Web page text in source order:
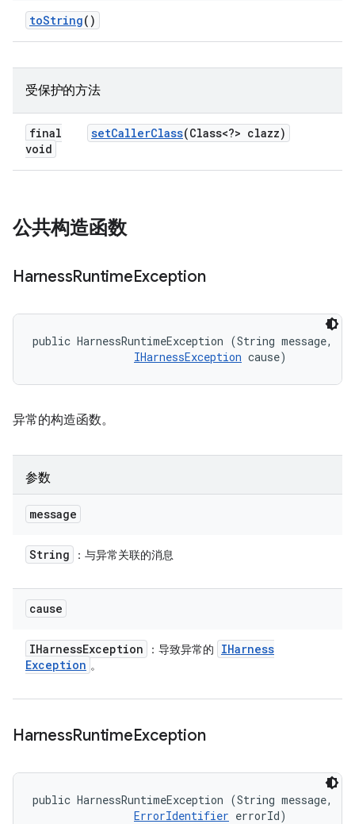
toString()
受保护的方法
final
void
setCallerClass(Class<?> clazz)
公共构造函数
HarnessRuntimeException
public HarnessRuntimeException (String message,
IHarnessException cause)
异常的构造函数。
参数
message
String ：与异常关联的消息
cause
IHarnessException ：导致异常的
IHarness
Exception 。
HarnessRuntimeException
public HarnessRuntimeException (String message,
ErrorIdentifier errorId)